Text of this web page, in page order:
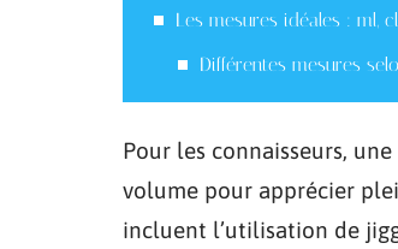
Les mesures idéales : ml,
Différentes mesures
Pour les connaisseurs,
volume pour apprécier
incluent l’utilisation de